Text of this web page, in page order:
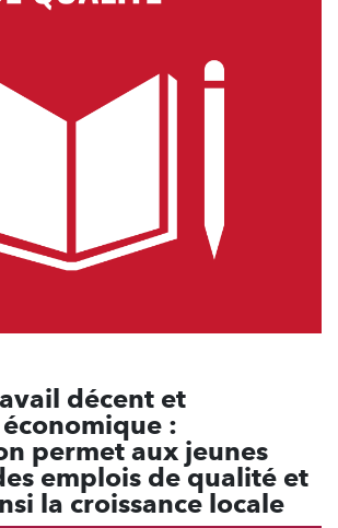
décent et
:
permet aux jeunes
emplois de qualité et
la croissance locale